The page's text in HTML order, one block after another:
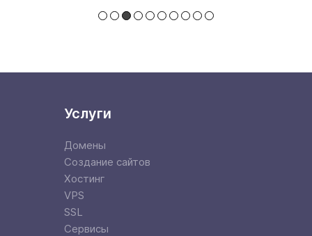
Услуги
Домены
Создание сайтов
Хостинг
VPS
SSL
Сервисы